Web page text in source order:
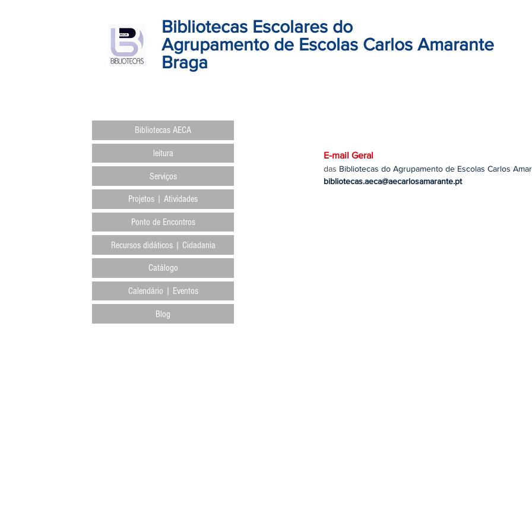
Bibliotecas Escolares do
Agrupamento de Escolas Carlos Amarante
Braga
E-mail Geral
das Bibliotecas do Agrupamento de Escolas Carlos
bibliotecas.aeca@aecarlosamarante.pt
Bibliotecas AECA
leitura
Serviços
Projetos | Atividades
Ponto de Encontros
Recursos didáticos | Cidadania
Catálogo
Calendário | Eventos
Blog